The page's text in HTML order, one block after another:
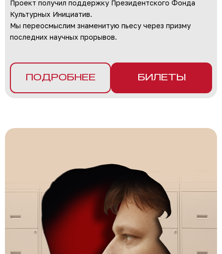
Проект получил поддержку Президентского Фонда
Культурных Инициатив.
Мы переосмыслим знаменитую пьесу через призму
последних научных прорывов.
ПОДРОБНЕЕ БИЛЕТЫ